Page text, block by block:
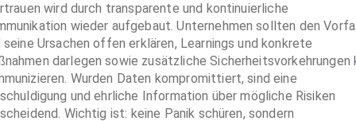
wird durch transparente und kontinuierliche
wieder aufgebaut. Unternehmen sollten den
seine Ursachen offen erklären, Learnings und konkrete
darlegen sowie zusätzliche Sicherheitsvorkehrungen
Wurden Daten kompromittiert, sind eine
und ehrliche Information über mögliche Risiken
Wichtig ist: keine Panik schüren, sondern